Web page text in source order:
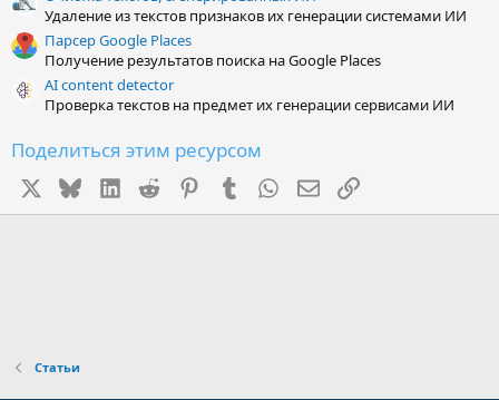
Удаление из текстов признаков их генерации системами ИИ
Парсер Google Places
Получение результатов поиска на Google Places
AI content detector
Проверка текстов на предмет их генерации сервисами ИИ
Поделиться этим ресурсом
BlueskyLinkedIn
Reddit PinterestTumblr WhatsApp
Электронная почта
Ссылка
Статьи